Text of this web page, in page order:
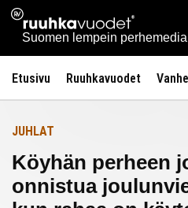
Siirry
sisältöön
Ruuhkavuodet.fi
Suomen lempein perhemedia
Etusivu Ruuhkavuodet
Etusivulle
JUHLAT
Köyhän perheen
onnistua